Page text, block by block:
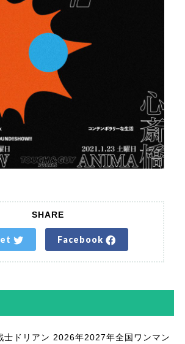
SHARE
Facebook
士ドリアン 2026年2027年全国ワンマン